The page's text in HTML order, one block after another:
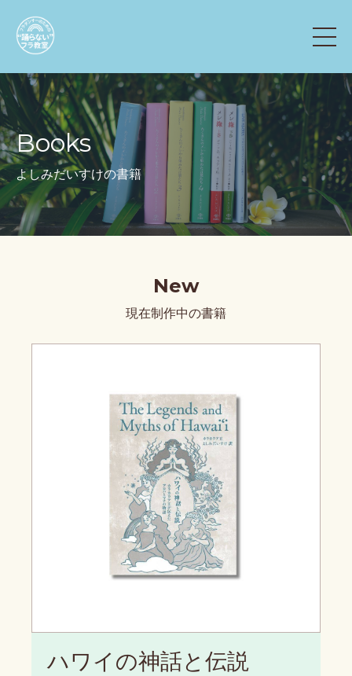
Books
よしみだいすけの書籍
New
現在制作中の書籍
ハワイの神話と伝説